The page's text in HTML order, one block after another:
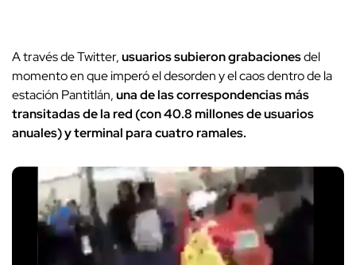
A través de Twitter,usuarios subieron grabacionesdel
momento en que imperó el desorden y el caos dentro de la
estación Pantitlán,una de las correspondencias más
transitadas de la red (con 40.8 millones de usuarios
anuales) y terminal para cuatro ramales.